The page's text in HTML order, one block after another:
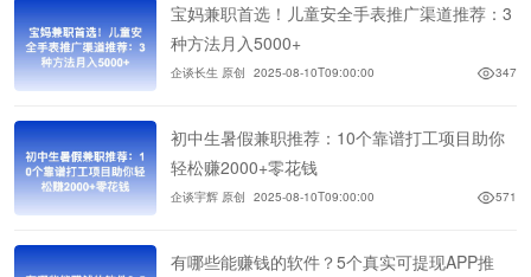
宝妈兼职首选！儿童安全手表推广渠道推荐：3
种方法月入5000+
企谈长生 原创 2025-08-10T09:00:00 347
初中生暑假兼职推荐：10个靠谱打工项目助你
轻松赚2000+零花钱
企谈宇辉 原创 2025-08-10T09:00:00 571
有哪些能赚钱的软件？5个真实可提现APP推